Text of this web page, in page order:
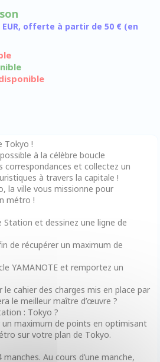
offerte à partir de 50 € (en
Tokyo !
à la célèbre boucle
correspondances et collectez un
à travers la capitale !
la ville vous missionne pour
métro !
Station et dessinez une ligne de
de récupérer un maximum de
YAMANOTE et remportez un
cahier des charges mis en place par
le meilleur maître d’œuvre ?
: Tokyo ?
maximum de points en optimisant
sur votre plan de Tokyo.
Au cours d’une manche,